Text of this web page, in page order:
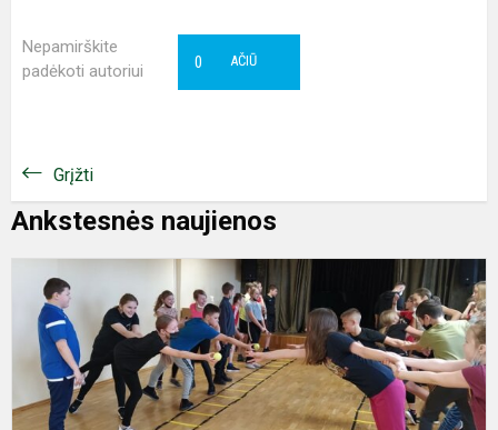
Nepamirškite
padėkoti autoriui
AČIŪ
0
Grįžti
Ankstesnės naujienos